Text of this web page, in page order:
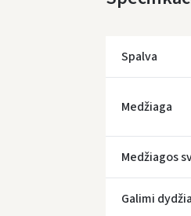
Spalva
Medžiaga
Medžiagos
Galimi